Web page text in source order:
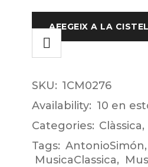
AFEGEIX A LA
SKU: 1CM0276
Availability: 10 en
Categories: Clàssica,
Tags: AntonioSimón,
MusicaClassica,